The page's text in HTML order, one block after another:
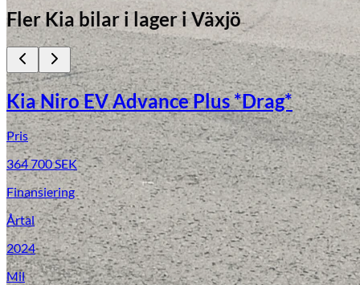
FlerKia bilar i lageri Växjö
Kia Niro EV Advance Plus *Drag*
Pris
364 700SEK
Finansiering
Årtal
2024
Mil